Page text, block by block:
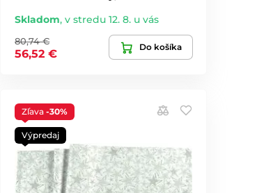
Skladom,v stredu 12. 8. u vás
80,74 €
56,52 €
Do košíka
Zľava-30%
Výpredaj